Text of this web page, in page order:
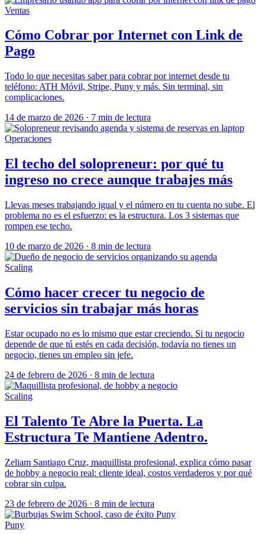
Ventas
Cómo Cobrar por Internet con Link de
Pago
Todo lo que necesitas saber para cobrar por internet desde tu
teléfono: ATH Móvil, Stripe, Puny y más. Sin terminal, sin
complicaciones.
14 de marzo de 2026 · 7 min de lectura
Operaciones
El techo del solopreneur: por qué tu
ingreso no crece aunque trabajes más
Llevas meses trabajando igual y el número en tu cuenta no sube. El
problema no es el esfuerzo: es la estructura. Los 3 sistemas que
rompen ese techo.
10 de marzo de 2026 · 8 min de lectura
Scaling
Cómo hacer crecer tu negocio de
servicios sin trabajar más horas
Estar ocupado no es lo mismo que estar creciendo. Si tu negocio
depende de que tú estés en cada decisión, todavía no tienes un
negocio, tienes un empleo sin jefe.
24 de febrero de 2026 · 8 min de lectura
Scaling
El Talento Te Abre la Puerta. La
Estructura Te Mantiene Adentro.
Zeliam Santiago Cruz, maquillista profesional, explica cómo pasar
de hobby a negocio real: cliente ideal, costos verdaderos y por qué
cobrar sin culpa.
23 de febrero de 2026 · 8 min de lectura
Puny